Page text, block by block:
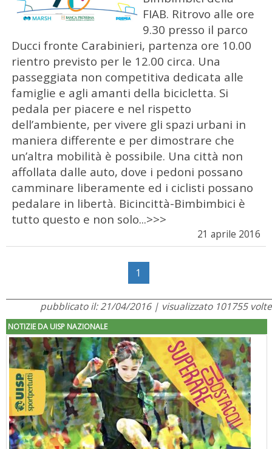
FIAB. Ritrovo alle ore
9.30 presso il parco
Ducci fronte Carabinieri, partenza ore 10.00
rientro previsto per le 12.00 circa. Una
passeggiata non competitiva dedicata alle
famiglie e agli amanti della bicicletta. Si
pedala per piacere e nel rispetto
dell’ambiente, per vivere gli spazi urbani in
maniera differente e per dimostrare che
un’altra mobilità è possibile. Una città non
affollata dalle auto, dove i pedoni possano
camminare liberamente ed i ciclisti possano
pedalare in libertà. Bicincittà-Bimbimbici è
tutto questo e non solo...>>>
21 aprile 2016
1
pubblicato il: 21/04/2016 | visualizzato 101755 volte
NOTIZIE DA UISP NAZIONALE